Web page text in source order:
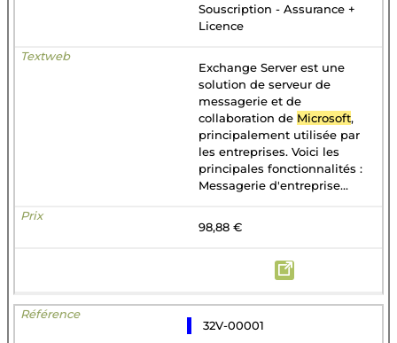
Souscription - Assurance +
Licence
Exchange Server est une
solution de serveur de
messagerie et de
collaboration de Microsoft,
principalement utilisée par
les entreprises. Voici les
principales fonctionnalités :
Messagerie d'entreprise...
98,88 €
32V-00001